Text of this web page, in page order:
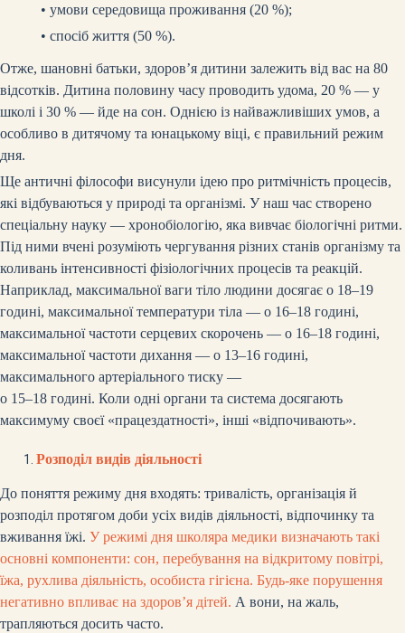
•умови середовища проживання (20 %);
•спосіб життя (50 %).
Отже, шановні батьки, здоров’я дитини залежить від вас на 80
відсотків. Дитина половину часу проводить удома, 20 % — у
школі і 30 % — йде на сон. Однією із найважливіших умов, а
особливо в дитячому та юнацькому віці, є правильний режим
дня.
Ще античні філософи висунули ідею про ритмічність процесів,
які відбуваються у природі та організмі. У наш час створено
спеціальну науку — хронобіологію, яка вивчає біологічні ритми.
Під ними вчені розуміють чергування різних станів організму та
коливань інтенсивності фізіологічних процесів та реакцій.
Наприклад, максимальної ваги тіло людини досягає о 18–19
годині, максимальної температури тіла — о 16–18 годині,
максимальної частоти серцевих скорочень — о 16–18 годині,
максимальної частоти дихання — о 13–16 годині,
максимального артеріального тиску —
о 15–18 годині. Коли одні органи та система досягають
максимуму своєї «працездатності», інші «відпочивають».
Розподіл видів діяльності
До поняття режиму дня входять: тривалість, організація й
розподіл протягом доби усіх видів діяльності, відпочинку та
вживання їжі. У режимі дня школяра медики визначають такі
основні компоненти: сон, перебування на відкритому повітрі,
їжа, рухлива діяльність, особиста гігієна. Будь-яке порушення
негативно впливає на здоров’я дітей. А вони, на жаль,
трапляються досить часто.